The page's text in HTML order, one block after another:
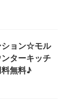
ョン☆モル
ターキッチ
無料♪